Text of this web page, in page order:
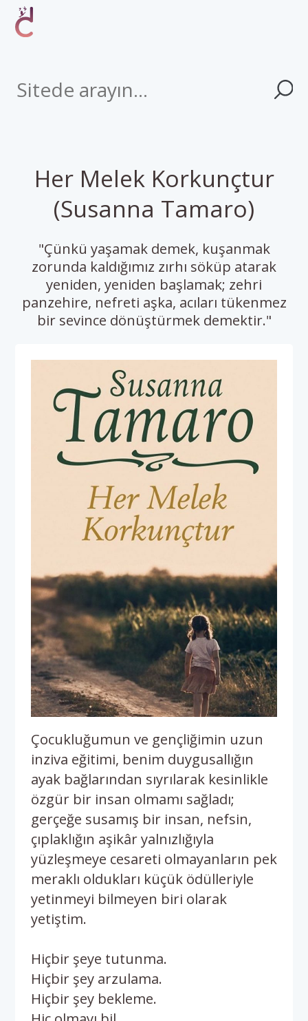
Her Melek Korkunçtur
(Susanna Tamaro)
"Çünkü yaşamak demek, kuşanmak
zorunda kaldığımız zırhı söküp atarak
yeniden, yeniden başlamak; zehri
panzehire, nefreti aşka, acıları tükenmez
bir sevince dönüştürmek demektir."
Çocukluğumun ve gençliğimin uzun
inziva eğitimi, benim duygusallığın
ayak bağlarından sıyrılarak kesinlikle
özgür bir insan olmamı sağladı;
gerçeğe susamış bir insan, nefsin,
çıplaklığın aşikâr yalnızlığıyla
yüzleşmeye cesareti olmayanların pek
meraklı oldukları küçük ödülleriyle
yetinmeyi bilmeyen biri olarak
yetiştim.
Hiçbir şeye tutunma.
Hiçbir şey arzulama.
Hiçbir şey bekleme.